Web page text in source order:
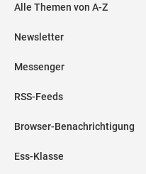
Alle Themen von A-Z
Newsletter
Messenger
RSS-Feeds
Browser-Benachrichtigung
Ess-Klasse